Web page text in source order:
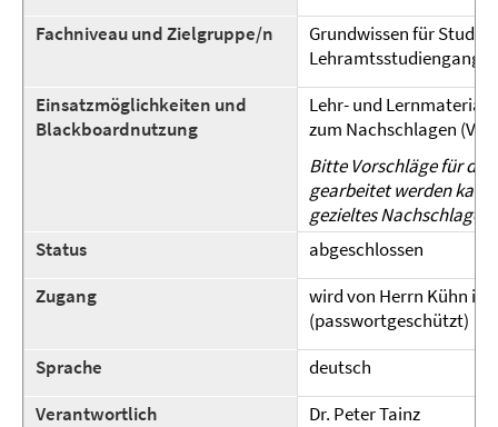
Fachniveau und Zielgruppe/n
Grundwissen für
Lehramtsstudiengangs
Einsatzmöglichkeiten und
Blackboardnutzung
Lehr- und
zum Nachschlagen
Bitte Vorschläge für
gearbeitet werden
gezieltes
Status
abgeschlossen
Zugang
wird von Herrn Kühn in
(passwortgeschützt)
Sprache
deutsch
Verantwortlich
Dr. Peter Tainz